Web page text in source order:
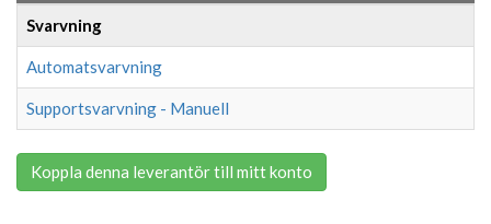
Svarvning
Automatsvarvning
Supportsvarvning - Manuell
Koppla denna leverantör till mitt konto